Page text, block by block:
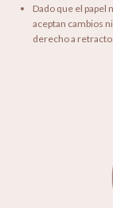
Dado que el papel
aceptan cambios
derecho a retracto